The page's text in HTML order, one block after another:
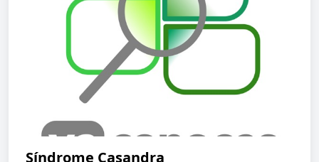
Síndrome Casandra